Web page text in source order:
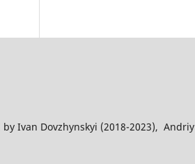
Ivan Dovzhynskyi (2018-2023), Andriy